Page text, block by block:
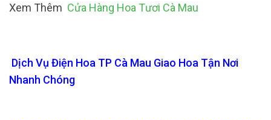
Xem Thêm Cửa Hàng Hoa Tươi Cà Mau
Dịch Vụ Điện Hoa TP Cà Mau Giao Hoa Tận Nơi
Nhanh Chóng